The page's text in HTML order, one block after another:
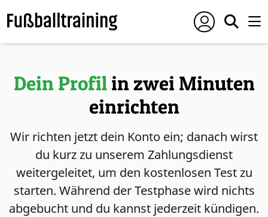
Dein Profilin zwei Minuten
einrichten
Wir richten jetzt dein Konto ein; danach wirst
du kurz zu unserem Zahlungsdienst
weitergeleitet, um den kostenlosen Test zu
starten. Während der Testphase wird nichts
abgebucht und du kannst jederzeit kündigen.